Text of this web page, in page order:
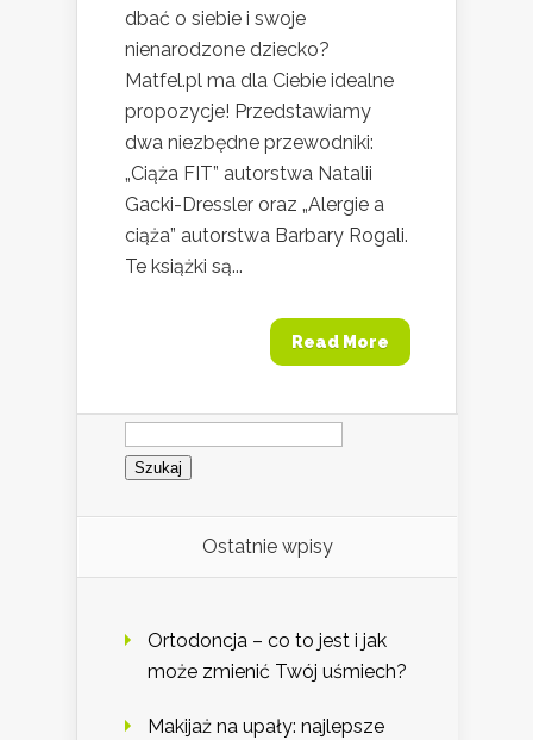
dbać o siebie i swoje
nienarodzone dziecko?
Matfel.pl ma dla Ciebie idealne
propozycje! Przedstawiamy
dwa niezbędne przewodniki:
„Ciąża FIT” autorstwa Natalii
Gacki-Dressler oraz „Alergie a
ciąża” autorstwa Barbary Rogali.
Te książki są...
Read More
Szukaj:
Ostatnie wpisy
Ortodoncja – co to jest i jak
może zmienić Twój uśmiech?
Makijaż na upały: najlepsze